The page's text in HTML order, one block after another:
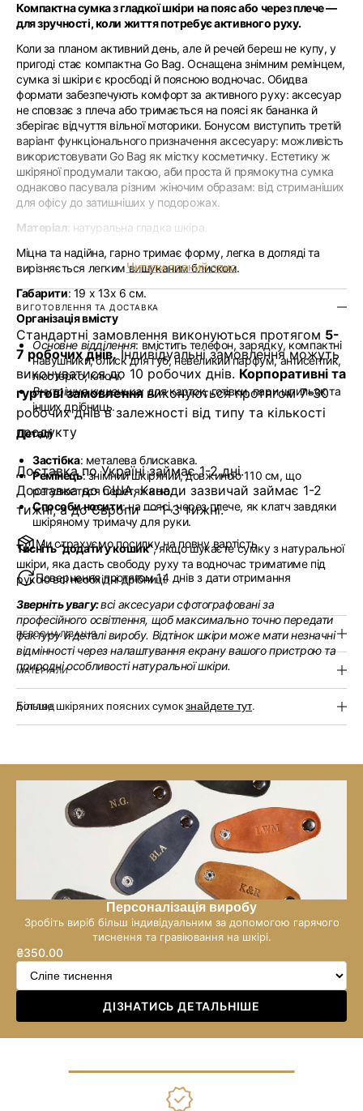
Компактна сумка з гладкої шкіри на пояс або через плече —
для зручності, коли життя потребує активного руху.
Коли за планом активний день, але й речей береш не купу, у
пригоді стає компактна Go Bag. Оснащена знімним ремінцем,
сумка зі шкіри є кросбоді й поясною водночас. Обидва
формати забезпечують комфорт за активного руху: аксесуар
не сповзає з плеча або тримається на поясі як бананка й
зберігає відчуття вільної моторики. Бонусом виступить третій
варіант функціонального призначення аксесуару: можливість
використовувати Go Bag як містку косметичку. Естетику ж
шкіряної продумали такою, аби проста й прямокутна сумка
однаково пасувала різним жіночим образам: від стриманіших
для офісу до затишніших у подорожах.
Матеріал: натуральна гладка шкіра.
Міцна та надійна, гарно тримає форму, легка в догляді та
вирізняється легким вишуканим блиском.
Габарити: 19 x 13x 6 см.
Організація вмісту
Основне відділення: вмістить телефон, зарядку, компактні
навушники, блиск для губ, невеликий парфум, антисептик,
люстерко, ключі.
Внутрішня кишенька: для карток, готівки, пари шпильок та
інших дрібниць.
Деталі
Застібка: металева блискавка.
Ремінець: знімний шкіряний, довжиною 110 см, що
регулюється перетяжкою.
Способи носити: на поясі, через плече, як клатч завдяки
шкіряному тримачу для руки.
Тисніть “додати у кошик”, якщо шукаєте сумку з натуральної
шкіри, яка дасть свободу руху та водночас триматиме під
рукою всі необхідні дрібниці.
Зверніть увагу:всі аксесуари сфотографовані за
професійного освітлення, щоб максимально точно передати
фактуру й деталі виробу. Відтінок шкіри може мати незначні
відмінності через налаштування екрану вашого пристрою та
природні особливості натуральної шкіри.
Більше шкіряних поясних сумокзнайдете тут.
Читати повний опис
ВИГОТОВЛЕННЯ ТА ДОСТАВКА
Стандартні замовлення виконуються протягом 5-
7 робочих днів.Індивідуальні замовлення можуть
виконуватися до 10 робочих днів. Корпоративні та
гуртові замовлення виконуються протягом 7-30
робочих днів в залежності від типу та кількості
продукту
Доставка по Україні займає 1-2 дні.
Доставка до США, Канади зазвичай займає 1-2
тижні, а до Європи — 1-3 тижні.
Ми страхуємо посилку на повну вартість
Повернення протягом 14 днів з дати отримання
ПЕРСОНАЛІЗАЦІЯ
МАТЕРІАЛИ
ДОГЛЯД
Персоналізація виробу
Зробіть виріб більш індивідуальним за допомогою гарячого
тиснення та гравіювання на шкірі.
Звичайна
ціна
₴350.00
ДІЗНАТИСЬ ДЕТАЛЬНІШЕ